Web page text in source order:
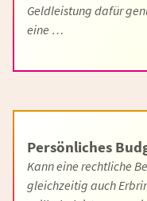
Geldleistung dafür
eine …
Persönliches
Kann eine rechtliche
gleichzeitig auch